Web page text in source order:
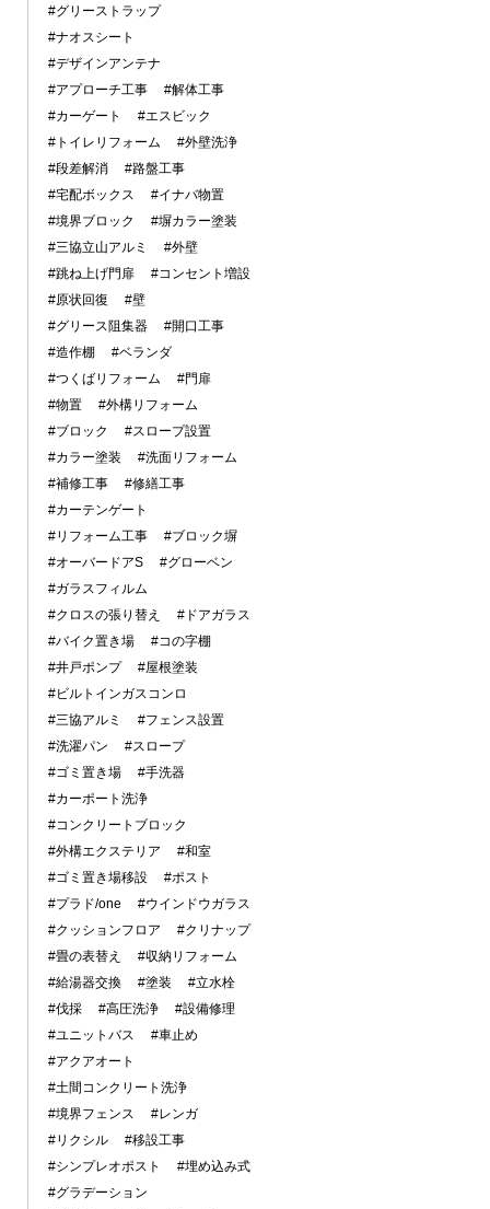
#グリーストラップ
#ナオスシート
#デザインアンテナ
#アプローチ工事
#解体工事
#カーゲート
#エスビック
#トイレリフォーム
#外壁洗浄
#段差解消
#路盤工事
#宅配ボックス
#イナバ物置
#境界ブロック
#塀カラー塗装
#三協立山アルミ
#外壁
#跳ね上げ門扉
#コンセント増設
#原状回復
#壁
#グリース阻集器
#開口工事
#造作棚
#ベランダ
#つくばリフォーム
#門扉
#物置
#外構リフォーム
#ブロック
#スロープ設置
#カラー塗装
#洗面リフォーム
#補修工事
#修繕工事
#カーテンゲート
#リフォーム工事
#ブロック塀
#オーバードアS
#グローベン
#ガラスフィルム
#クロスの張り替え
#ドアガラス
#バイク置き場
#コの字棚
#井戸ポンプ
#屋根塗装
#ビルトインガスコンロ
#三協アルミ
#フェンス設置
#洗濯パン
#スロープ
#ゴミ置き場
#手洗器
#カーポート洗浄
#コンクリートブロック
#外構エクステリア
#和室
#ゴミ置き場移設
#ポスト
#プラド/one
#ウインドウガラス
#クッションフロア
#クリナップ
#畳の表替え
#収納リフォーム
#給湯器交換
#塗装
#立水栓
#伐採
#高圧洗浄
#設備修理
#ユニットバス
#車止め
#アクアオート
#土間コンクリート洗浄
#境界フェンス
#レンガ
#リクシル
#移設工事
#シンプレオポスト
#埋め込み式
#グラデーション